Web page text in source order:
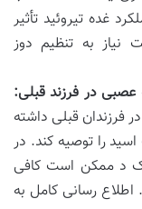
غده تیروئید تأثیر
نیاز به تنظیم دوز
در فرزند قبلی:
فرزندان قبلی داشته
را توصیه کند. در
د ممکن است کافی
رسانی کامل به